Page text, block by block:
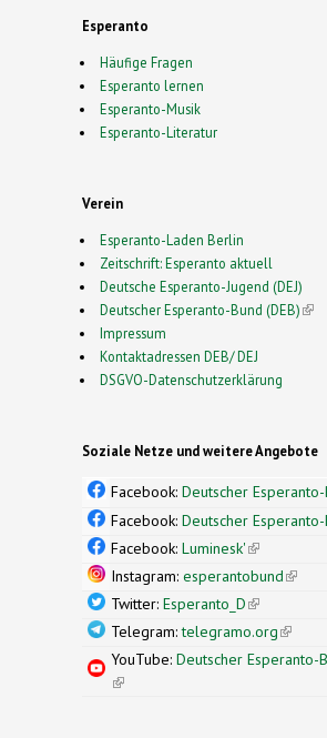
Esperanto
Häufige Fragen
Esperanto lernen
Esperanto-Musik
Esperanto-Literatur
Verein
Esperanto-Laden Berlin
Zeitschrift: Esperanto aktuell
Deutsche Esperanto-Jugend (DEJ)
Deutscher Esperanto-Bund (DEB)
Impressum
Kontaktadressen DEB/ DEJ
DSGVO-Datenschutzerklärung
Soziale Netze und weitere Angebote
Facebook: Deutscher Esperanto-
Facebook: Deutscher
Facebook: Luminesk'(link is
Instagram: esperantobund(link
Twitter: Esperanto_D(link is
Telegram:telegramo.org(link is
YouTube: Deutscher Esperanto-
(link is external)